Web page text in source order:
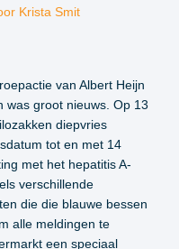
Krista Smit
van Albert Heijn
was groot nieuws. Op 13
diepvries
tot en met 14
met het hepatitis A-
verschillende
die die blauwe bessen
alle meldingen te
een speciaal